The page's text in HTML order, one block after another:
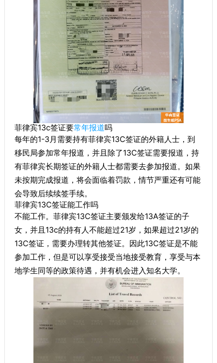
菲律宾13c签证要常年报道吗
每年的1-3月需要持有菲律宾13C签证的外籍人士，到
移民局参加常年报道，并且除了13C签证需要报道，持
有菲律宾长期签证的外籍人士都需要去参加报道。如果
未按期完成报道，将会面临着罚款，情节严重还有可能
会导致后续续签手续。
菲律宾13C签证能工作吗
不能工作。菲律宾13C签证主要颁发给13A签证的子
女，并且13c的持有人不能超过21岁，如果超过21岁的
13C签证，需要办理转其他签证。因此13C签证是不能
参加工作，但是可以享受接受当地接受教育，享受与本
地学生同等的政策待遇，并有机会进入知名大学。